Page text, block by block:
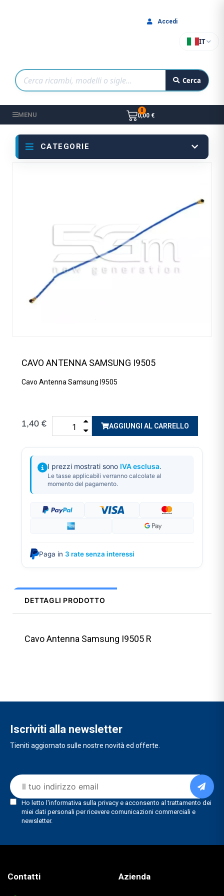
Cerca
IT
Accedi
MENU 0,00 €
CATEGORIE
CAVO ANTENNA SAMSUNG I9505
Cavo Antenna Samsung I9505
1,40 € AGGIUNGI AL CARRELLO
I prezzi mostrati sono IVA esclusa.
Le tasse applicabili verranno calcolate al
momento del pagamento.
Paga in 3 rate senza interessi
DETTAGLI PRODOTTO
Cavo Antenna Samsung I9505 R
Iscriviti alla newsletter
Tieniti aggiornato sulle nostre novità ed offerte.
Contatti Azienda